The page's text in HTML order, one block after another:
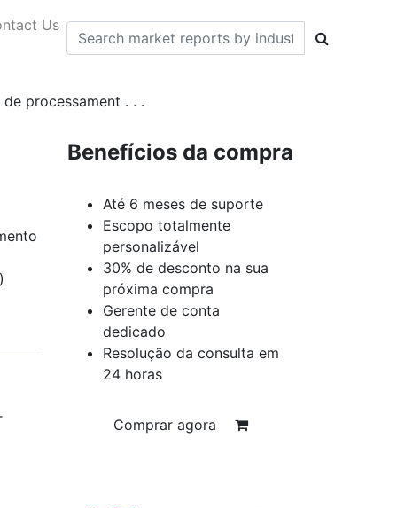
Us
processament . . .
Benefícios da compra
Até 6 meses de suporte
Escopo totalmente
personalizável
30% de desconto na sua
próxima compra
Gerente de conta
dedicado
Resolução da consulta em
24 horas
Comprar agora